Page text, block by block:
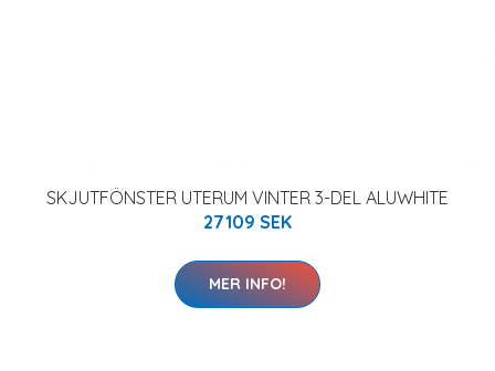
SKJUTFÖNSTER UTERUM VINTER 3-DEL ALUWHITE
27109 SEK
MER INFO!